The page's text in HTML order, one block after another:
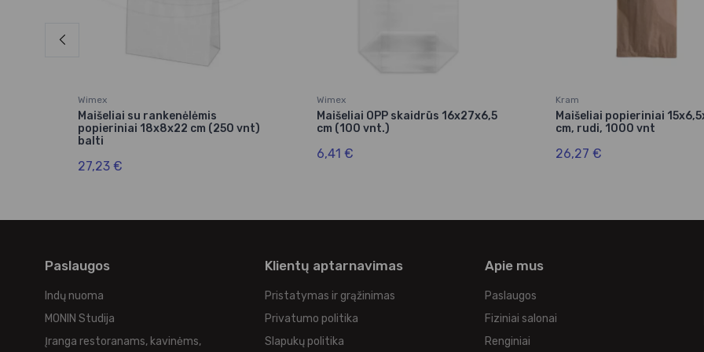
Wimex
Maišeliai su rankenėlėmis
popieriniai 18x8x22 cm (250 vnt)
balti
27,23 €
Wimex
Maišeliai OPP skaidrūs 16x27x6,5
cm (100 vnt.)
6,41 €
Kram
Maišeliai popieriniai
cm, rudi, 1000 vnt
26,27 €
Paslaugos
Indų nuoma
MONIN Studija
Įranga restoranams, kavinėms,
Klientų aptarnavimas
Pristatymas ir grąžinimas
Privatumo politika
Slapukų politika
Apie mus
Paslaugos
Fiziniai salonai
Renginiai